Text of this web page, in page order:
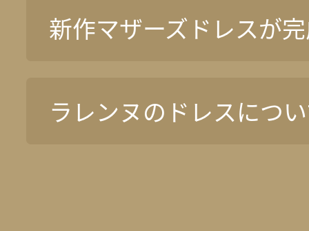
新作マザーズドレスが
ラレンヌのドレスにつ